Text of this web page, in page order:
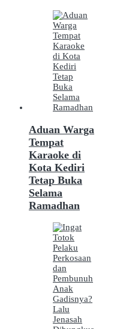
Aduan Warga
Tempat
Karaoke di
Kota Kediri
Tetap Buka
Selama
Ramadhan